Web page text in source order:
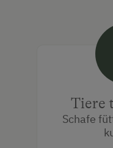
Tiere
Schafe